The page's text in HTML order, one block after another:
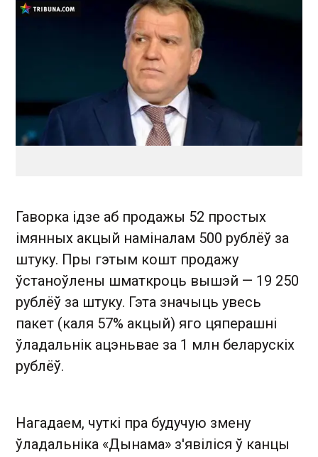
Гаворка ідзе аб продажы 52 простых
імянных акцый наміналам 500 рублёў за
штуку. Пры гэтым кошт продажу
ўстаноўлены шматкроць вышэй — 19 250
рублёў за штуку. Гэта значыць увесь
пакет (каля 57% акцый) яго цяперашні
ўладальнік ацэньвае за 1 млн беларускіх
рублёў.
Нагадаем, чуткі пра будучую змену
ўладальніка «Дынама» з'явіліся ў канцы